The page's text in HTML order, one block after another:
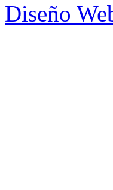
Diseño